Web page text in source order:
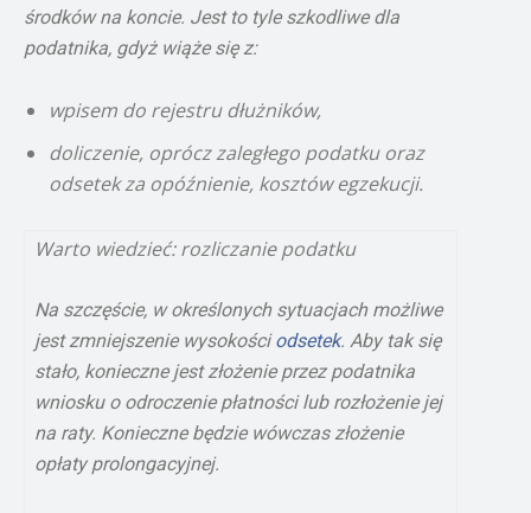
środków na koncie. Jest to tyle szkodliwe dla
podatnika, gdyż wiąże się z:
wpisem do rejestru dłużników,
doliczenie, oprócz zaległego podatku oraz
odsetek za opóźnienie, kosztów egzekucji.
Warto wiedzieć: rozliczanie podatku
Na szczęście, w określonych sytuacjach możliwe
jest zmniejszenie wysokościodsetek. Aby tak się
stało, konieczne jest złożenie przez podatnika
wniosku o odroczenie płatności lub rozłożenie jej
na raty. Konieczne będzie wówczas złożenie
opłaty prolongacyjnej.